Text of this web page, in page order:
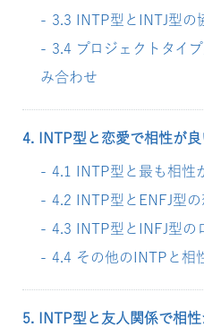
3.3 INTP型とINTJ型の
3.4 プロジェクトタイ
み合わせ
4. INTP型と恋愛で相性が
4.1 INTP型と最も相性
4.2 INTP型とENFJ型
4.3 INTP型とINFJ型の
4.4 その他のINTPと相
5. INTP型と友人関係で相